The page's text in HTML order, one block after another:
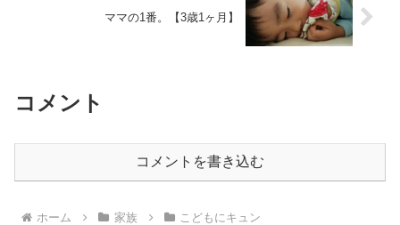
ママの1番。【3歳1ヶ月】
コメント
コメントを書き込む
ホーム 家族 こどもにキュン